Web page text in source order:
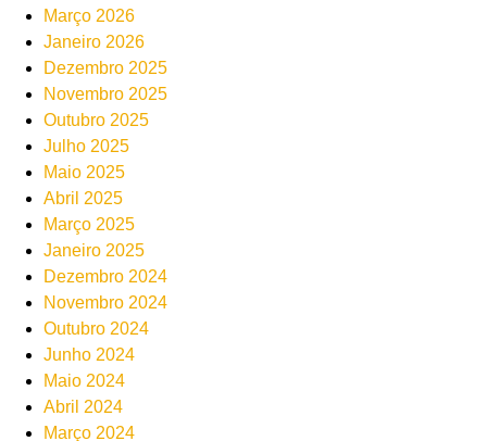
Março 2026
Janeiro 2026
Dezembro 2025
Novembro 2025
Outubro 2025
Julho 2025
Maio 2025
Abril 2025
Março 2025
Janeiro 2025
Dezembro 2024
Novembro 2024
Outubro 2024
Junho 2024
Maio 2024
Abril 2024
Março 2024